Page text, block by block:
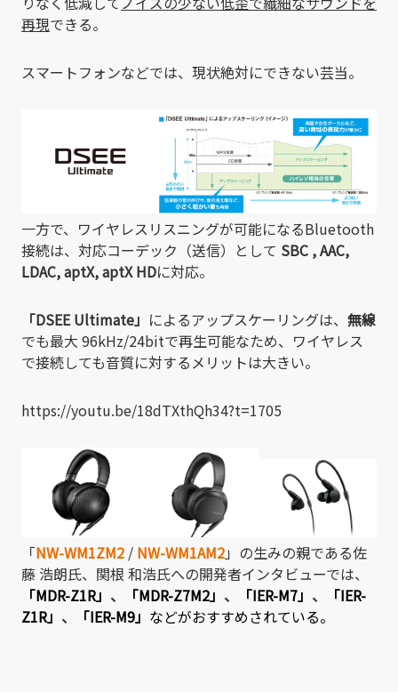
再現できる。
スマートフォンなどでは、現状絶対にできない芸当。
一方で、ワイヤレスリスニングが可能になるBluetooth
接続は、対応コーデック（送信）として SBC , AAC,
LDAC, aptX, aptX HDに対応。
「DSEE Ultimate」 によるアップスケーリングは、 無線
でも最大 96kHz/24bitで再生可能なため、ワイヤレス
で接続しても音質に対するメリットは大きい。
https://youtu.be/18dTXthQh34?t=1705
「NW-WM1ZM2 / NW-WM1AM2」の生みの親である佐
藤 浩朗氏、関根 和浩氏への開発者インタビューでは、
「MDR-Z1R」 、 「MDR-Z7M2」 、 「IER-M7」 、
「IER-
Z1R」 、 「IER-M9」 などがおすすめされている。